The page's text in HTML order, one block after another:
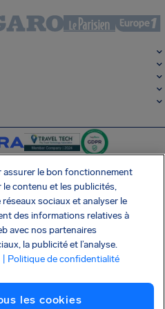
SocialInstagram
SocialLinkedin
APPLI GRATUITE
le bon fonctionnement
contenu et les publicités,
sociaux et analyser le
des informations relatives à
avec nos partenaires
la publicité et l’analyse.
| Politique de confidentialité
les cookies